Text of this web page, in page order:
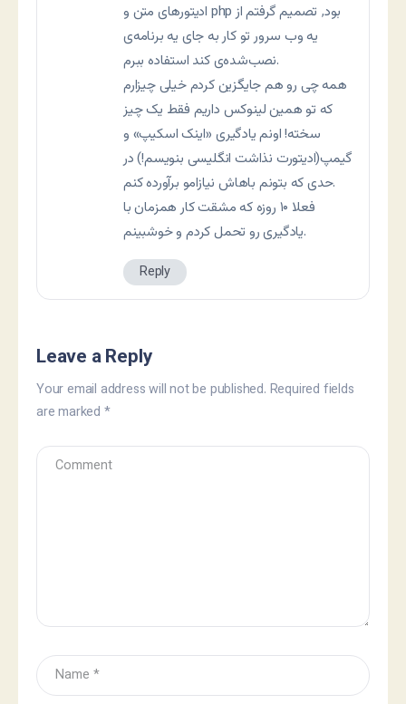
ادیتورهای متن و php بود٬ تصمیم گرفتم از
یه وب سرور تو کار به جای یه برنامه‌ی
نصب‌شده‌ی کند استفاده ببرم.
همه چی رو هم جایگزین کردم خیلی چیزارم
که تو همین لینوکس داریم فقط یک چیز
سخته! اونم یادگیری «اینک اسکیپ» و
گیمپ(ادیتورت نذاشت انگلیسی بنویسم!) در
حدی که بتونم باهاش نیازامو برآورده کنم.
فعلا ۱۰ روزه که مشقت کار همزمان با
یادگیری رو تحمل کردم و خوشبینم.
Reply
Leave a Reply
Your email address will not be published. Required fields
are marked *